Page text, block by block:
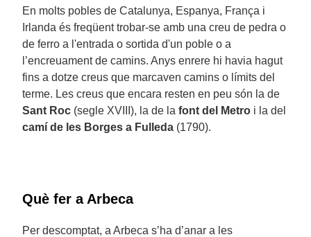
En molts pobles de Catalunya, Espanya, França i
Irlanda és freqüent trobar-se amb una creu de pedra o
de ferro a l'entrada o sortida d'un poble o a
l’encreuament de camins. Anys enrere hi havia hagut
fins a dotze creus que marcaven camins o límits del
terme. Les creus que encara resten en peu són la de
Sant Roc (segle XVIII), la de la font del Metro i la del
camí de les Borges a Fulleda (1790).
Què fer a Arbeca
Per descomptat, a Arbeca s’ha d’anar a les